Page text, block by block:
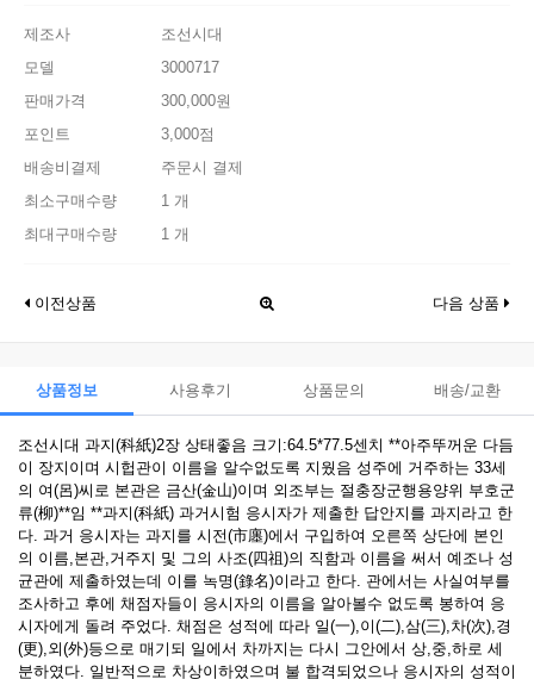
제조사
조선시대
모델
3000717
판매가격
300,000원
포인트
3,000점
배송비결제
주문시 결제
최소구매수량
1 개
최대구매수량
1 개
이전상품 다음 상품
상품정보 사용후기 상품문의 배송/교환
조선시대 과지(科紙)2장 상태좋음 크기:64.5*77.5센치 **아주뚜꺼운 다듬
이 장지이며 시헙관이 이름을 알수없도록 지웠음 성주에 거주하는 33세
의 여(呂)씨로 본관은 금산(金山)이며 외조부는 절충장군행용양위 부호군
류(柳)**임 **과지(科紙) 과거시험 응시자가 제출한 답안지를 과지라고 한
다. 과거 응시자는 과지를 시전(市廛)에서 구입하여 오른쪽 상단에 본인
의 이름,본관,거주지 및 그의 사조(四祖)의 직함과 이름을 써서 예조나 성
균관에 제출하였는데 이를 녹명(錄名)이라고 한다. 관에서는 사실여부를
조사하고 후에 채점자들이 응시자의 이름을 알아볼수 없도록 봉하여 응
시자에게 돌려 주었다. 채점은 성적에 따라 일(一),이(二),삼(三),차(次),경
(更),외(外)등으로 매기되 일에서 차까지는 다시 그안에서 상,중,하로 세
분하였다. 일반적으로 차상이하였으며 불 합격되었으나 응시자의 성적이